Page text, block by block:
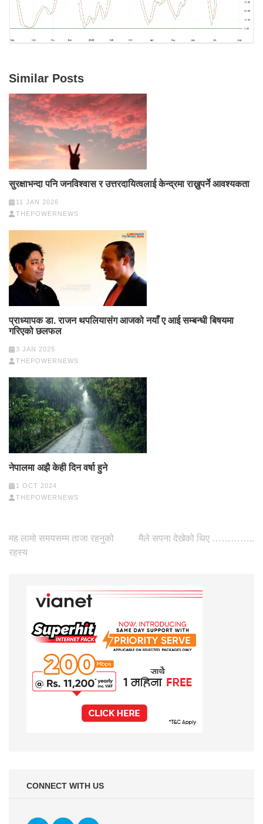
Similar Posts
सुरक्षाभन्दा पनि जनविश्वास र उत्तरदायित्वलाई केन्द्रमा राख्नुपर्ने आवश्यकता
11 JAN 2026
THEPOWERNEWS
प्राध्यापक डा. राजन थपलियासंग आजको नयाँ ए आई सम्बन्धी बिषयमा
गरिएको छलफल
3 JAN 2025
THEPOWERNEWS
नेपालमा अझै केही दिन वर्षा हुने
1 OCT 2024
THEPOWERNEWS
Post
navigation
मह लामो समयसम्म ताजा रहनुको
रहस्य
मैले सपना देखेको थिए …………..
CONNECT WITH US